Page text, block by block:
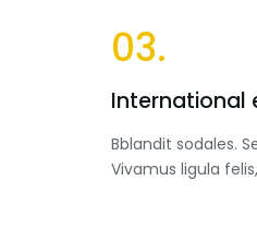
03.
International
Bblandit sodales.
Vivamus ligula